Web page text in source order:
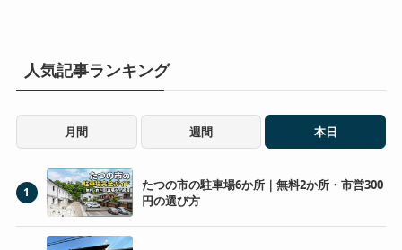
人気記事ランキング
月間 週間 本日
1
たつの市の駐車場6か所｜無料2か所・市営300
円の選び方